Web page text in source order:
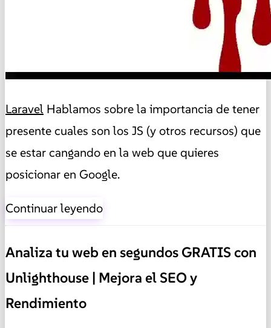
Laravel Hablamos sobre la importancia de tener
presente cuales son los JS (y otros recursos) que
se estar cangando en la web que quieres
posicionar en Google.
Continuar leyendo
Analiza tu web en segundos GRATIS con
Unlighthouse | Mejora el SEO y
Rendimiento